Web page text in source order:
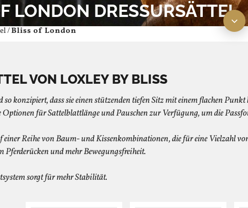
LONDON DRESSURSÄTTEL
/Bliss of London
VON LOXLEY BY BLISS
konzipiert, dass sie einen stützenden tiefen Sitz mit einem flachen
Optionen für Sattelblattlänge und Pauschen zur Verfügung, um die
einer Reihe von Baum- und Kissenkombinationen, die für eine Vielzahl
und mehr Bewegungsfreiheit.
sorgt für mehr Stabilität.